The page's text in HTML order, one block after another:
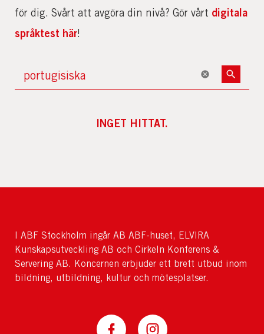
för dig. Svårt att avgöra din nivå? Gör vårt digitala
språktest här!
INGET HITTAT.
I ABF Stockholm ingår AB ABF-huset, ELVIRA
Kunskapsutveckling AB och Cirkeln Konferens &
Servering AB. Koncernen erbjuder ett brett utbud inom
bildning, utbildning, kultur och mötesplatser.